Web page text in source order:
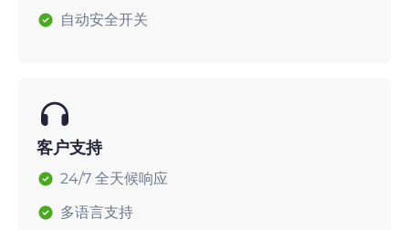
自动安全开关
客户支持
24/7 全天候响应
多语言支持